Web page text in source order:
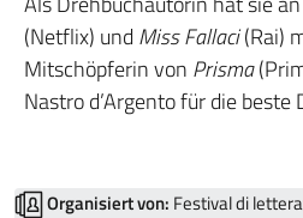
(Netflix) und Miss Fallaci(Rai)
Mitschöpferin von Prisma
Nastro d’Argento für die
Organisiert von: Festival di